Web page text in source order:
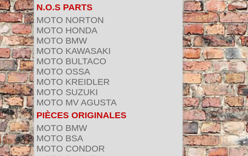
N.O.S PARTS
MOTO NORTON
MOTO HONDA
MOTO BMW
MOTO KAWASAKI
MOTO BULTACO
MOTO OSSA
MOTO KREIDLER
MOTO SUZUKI
MOTO MV AGUSTA
PIÈCES ORIGINALES
MOTO BMW
MOTO BSA
MOTO CONDOR